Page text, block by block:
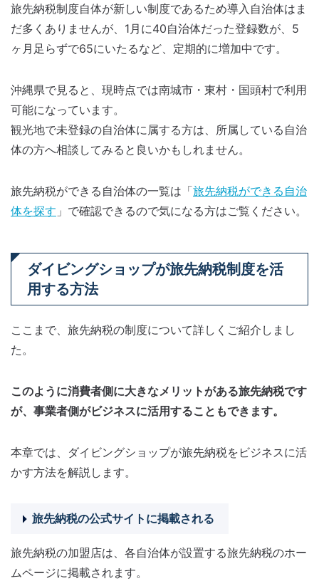
旅先納税制度自体が新しい制度であるため導入自治体はま
だ多くありませんが、1月に40自治体だった登録数が、5
ヶ月足らずで65にいたるなど、定期的に増加中です。
沖縄県で見ると、現時点では南城市・東村・国頭村で利用
可能になっています。
観光地で未登録の自治体に属する方は、所属している自治
体の方へ相談してみると良いかもしれません。
旅先納税ができる自治体の一覧は「旅先納税ができる自治
体を探す 」で確認できるので気になる方はご覧ください。
ダイビングショップが旅先納税制度を活
用する方法
ここまで、旅先納税の制度について詳しくご紹介しまし
た。
このように消費者側に大きなメリットがある旅先納税です
が、事業者側がビジネスに活用することもできます。
本章では、ダイビングショップが旅先納税をビジネスに活
かす方法を解説します。
旅先納税の公式サイトに掲載される
旅先納税の加盟店は、各自治体が設置する旅先納税のホー
ムページに掲載されます。